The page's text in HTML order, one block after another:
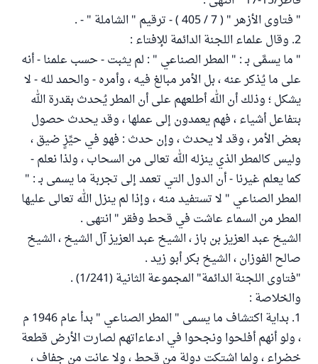
" فتاوى الأزهر " ( 7 / 405 ) - ترقيم " الشاملة " - .
2. وقال علماء اللجنة الدائمة للإفتاء :
" ما يسمَّى بـ : " المطر الصناعي " : لم يثبت - حسب علمنا - أنه
على ما يُذكر عنه ، بل الأمر مبالغ فيه ، وأمره - والحمد لله - لا
يشكل ؛ وذلك أن الله أطلعهم على أن المطر يُحدث بقدرة الله
بتفاعل أشياء ، فهم يعمدون إلى عملها ، وقد يحدث حصول
بعض الأمر ، وقد لا يحدث ، وإن حدث : فهو في حيِّزٍ ضيق ،
وليس كالمطر الذي ينزله الله تعالى من السحاب ، ولذا نعلم -
كما يعلم غيرنا - أن الدول التي تعمد إلى تجربة ما يسمى بـ : "
المطر الصناعي " لا تستفيد منه ، وإذا لم ينزل الله تعالى عليها
المطر من السماء عاشت في قحط وفقر " انتهى .
الشيخ عبد العزيز بن باز ، الشيخ عبد العزيز آل الشيخ ، الشيخ
صالح الفوزان ، الشيخ بكر أبو زيد .
"فتاوى اللجنة الدائمة" المجموعة الثانية (1/241) .
والخلاصة :
1. بداية اكتشاف ما يسمى " المطر الصناعي " بدأ عام 1946 م
، ولو أنهم أفلحوا ونجحوا في ادعاءاتهم لصارت الأرض قطعة
خضراء ، ولما اشتكت دولة من قحط ، ولا عانت من جفاف ،